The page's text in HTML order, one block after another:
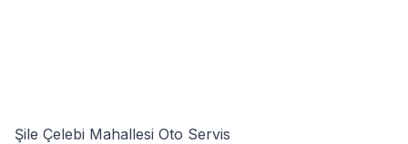
Şile Çelebi Mahallesi Oto Servis